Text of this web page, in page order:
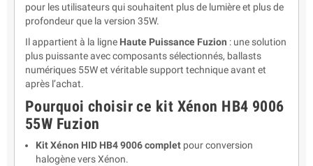
pour les utilisateurs qui souhaitent plus de lumière et plus de
profondeur que la version 35W.
Il appartient à la ligne Haute Puissance Fuzion : une solution
plus puissante avec composants sélectionnés, ballasts
numériques 55W et véritable support technique avant et
après l’achat.
Pourquoi choisir ce kit Xénon HB4 9006
55W Fuzion
Kit Xénon HID HB4 9006 complet pour conversion
halogène vers Xénon.